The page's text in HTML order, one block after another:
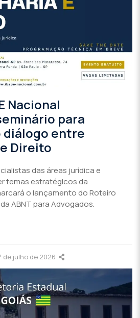
Nacional
para
entre
Direito
das áreas jurídica e
temas estratégicos da
o lançamento do Roteiro
ABNT para Advogados.
de julho de 2026